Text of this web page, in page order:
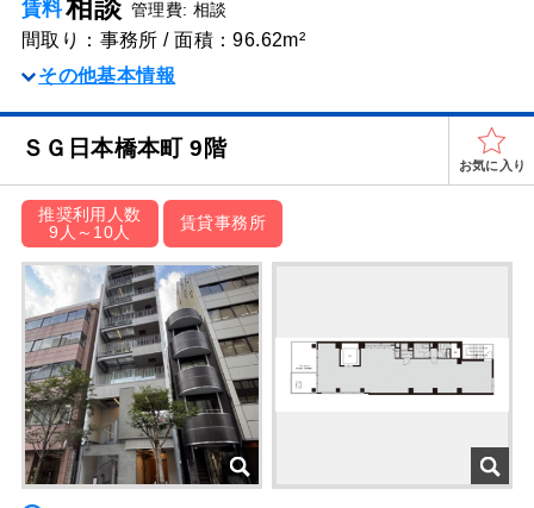
賃料相談 管理費: 相談
間取り：事務所 / 面積：96.62m²
その他基本情報
ＳＧ⽇本橋本町 9階
お気に入り
推奨利用人数
9人～10人
賃貸事務所